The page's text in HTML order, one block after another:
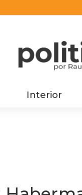
Interior